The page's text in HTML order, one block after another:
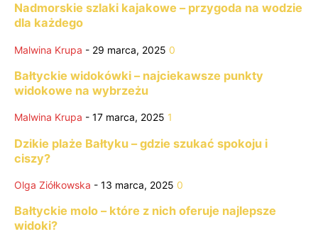
Nadmorskie szlaki kajakowe – przygoda na wodzie
dla każdego
Malwina Krupa - 29 marca, 2025 0
Bałtyckie widokówki – najciekawsze punkty
widokowe na wybrzeżu
Malwina Krupa - 17 marca, 2025 1
Dzikie plaże Bałtyku – gdzie szukać spokoju i
ciszy?
Olga Ziółkowska - 13 marca, 2025 0
Bałtyckie molo – które z nich oferuje najlepsze
widoki?